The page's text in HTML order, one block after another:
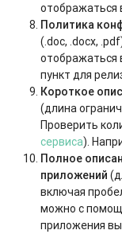
отображаться
Политика
(.doc, .docx,
отображаться
пункт для
Короткое
(длина
Проверить
сервиса).
Полное
приложений
включая
можно с
приложения